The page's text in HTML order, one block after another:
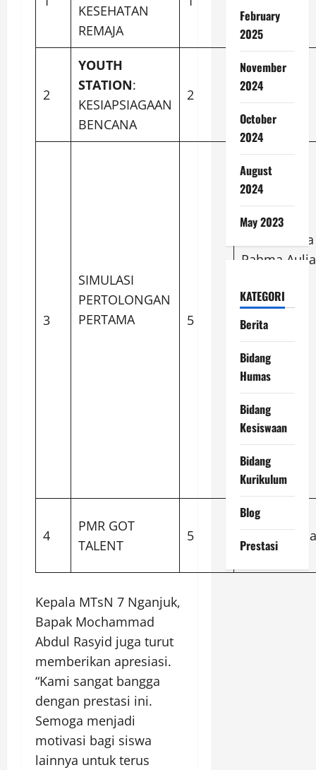
KESEHATAN
REMAJA
ZULFA
2
YOUTH
STATION:
KESIAPSIAGAAN
BENCANA
2
REIFANI
YUDHA
PRATIWI
3
SIMULASI
PERTOLONGAN
PERTAMA
5
1. Ulfi
Ni’matus
Sholikah
2. Shinta
Rahma Aulia
3. Dwi
Nur Aini
4. Syefa
Novia Putri
5.
Djanneta
Zulfa
Salsabilla
4
PMR GOT
TALENT
5
Fitratul
Mukhassona
Septiani
Kepala MTsN 7 Nganjuk,
Bapak Mochammad
Abdul Rasyid juga turut
memberikan apresiasi.
“Kami sangat bangga
dengan prestasi ini.
Semoga menjadi
motivasi bagi siswa
lainnya untuk terus
February
2025
November
2024
October
2024
August
2024
May 2023
KATEGORI
Berita
Bidang
Humas
Bidang
Kesiswaan
Bidang
Kurikulum
Blog
Prestasi